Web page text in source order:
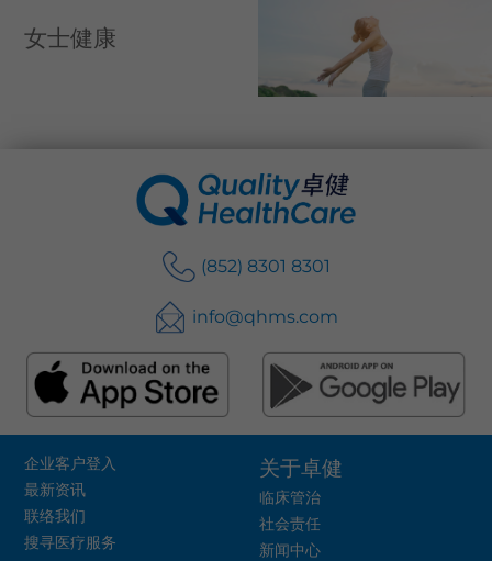
搜寻医疗服务
卓健eShop
女士健康
(852) 8301 8301
info@qhms.com
企业客户登入
最新资讯
联络我们
搜寻医疗服务
关于卓健
临床管治
社会责任
新闻中心